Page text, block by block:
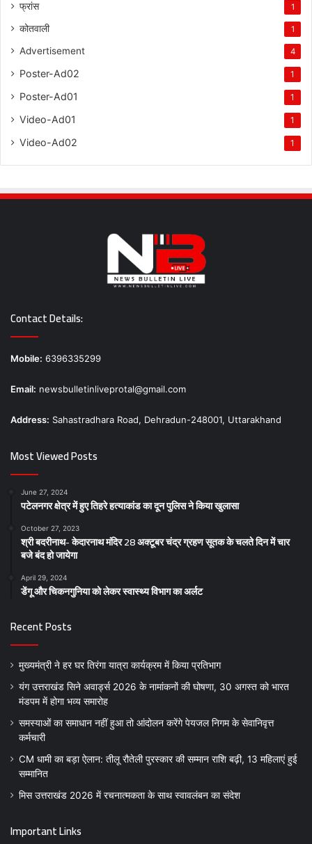
फ्रांस 1
कोतवाली 1
Advertisement 4
Poster-Ad02 1
Poster-Ad01 1
Video-Ad01 1
Video-Ad02 1
Contact Details:
Mobile: 6396335299
Email: newsbulletinliveprotal@gmail.com
Address: Sahastradhara Road, Dehradun-248001, Uttarakhand
Most Viewed Posts
June 27, 2024
पटेलनगर क्षेत्र में हुए तिहरे हत्याकांड का दून पुलिस ने किया खुलासा
October 27, 2023
श्री बदरीनाथ- केदारनाथ मंदिर 28 अक्टूबर चंद्र ग्रहण सूतक के चलते दिन में चार
बजे बंद हो जायेगा
April 29, 2024
डेंगू और चिकनगुनिया को लेकर स्वास्थ्य विभाग का अर्लट
Recent Posts
मुख्यमंत्री ने हर घर तिरंगा यात्रा कार्यक्रम में किया प्रतिभाग
यंग उत्तराखंड सिने अवार्ड्स 2026 के नामांकनों की घोषणा, 30 अगस्त को भारत
मंडपम में होगा भव्य समारोह
समस्याओं का समाधान नहीं हुआ तो आंदोलन करेंगे पेयजल निगम के सेवानिवृत्त
कर्मचारी
CM धामी का बड़ा ऐलान: तीलू रौतेली पुरस्कार की सम्मान राशि बढ़ी, 13 महिलाएं हुई
सम्मानित
मिस उत्तराखंड 2026 में रचनात्मकता के साथ स्वावलंबन का संदेश
Important Links